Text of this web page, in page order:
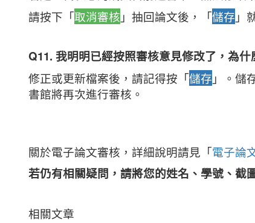
請按下「取消審核 」抽回論文後，「儲存 」
Q11. 我明明已經按照審核意見修改了，為
修正或更新檔案後，請記得按「儲存 」。儲
書館將再次進行審核。
關於電子論文審核，詳細說明請見「電子論
若仍有相關疑問，請將您的姓名、學號、截
相關文章